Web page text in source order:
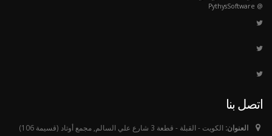
@ PythysSoftware
اتصل بنا
العنوان: الكويت - القبلة - قطعة 3 شارع علي السالم, مجمع أوتاد (قسيمة 106)